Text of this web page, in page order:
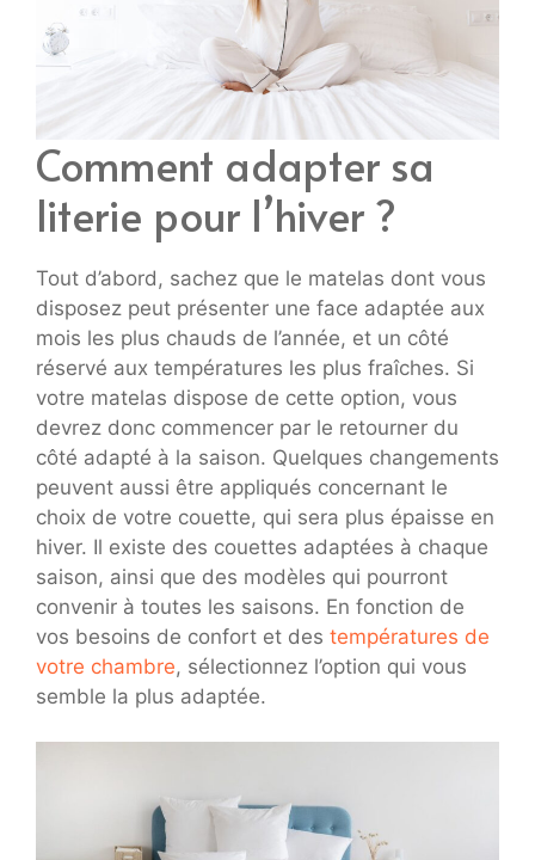
Comment adapter sa
literie pour l’hiver ?
Tout d’abord, sachez que le matelas dont vous
disposez peut présenter une face adaptée aux
mois les plus chauds de l’année, et un côté
réservé aux températures les plus fraîches. Si
votre matelas dispose de cette option, vous
devrez donc commencer par le retourner du
côté adapté à la saison. Quelques changements
peuvent aussi être appliqués concernant le
choix de votre couette, qui sera plus épaisse en
hiver. Il existe des couettes adaptées à chaque
saison, ainsi que des modèles qui pourront
convenir à toutes les saisons. En fonction de
vos besoins de confort et des températures de
votre chambre, sélectionnez l’option qui vous
semble la plus adaptée.